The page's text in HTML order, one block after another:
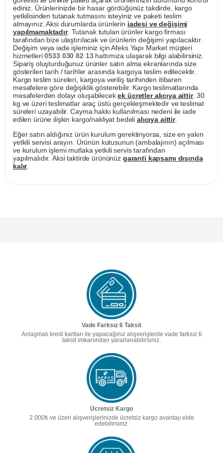
ediniz. Ürünlerinizde bir hasar gördüğünüz takdirde, kargo
yetkilisinden tutanak tutmasını isteyiniz ve paketi teslim
almayınız. Aksi durumlarda ürünlerin iadesi ve değişimi
yapılmamaktadır. Tutanak tutulan ürünler kargo firması
tarafından bize ulaştırılacak ve ürünlerin değişimi yapılacaktır.
Değişim veya iade işleminiz için Afeks Yapı Market müşteri
hizmetleri0533 030 82 13hattımıza ulaşarak bilgi alabilirsiniz.
Sipariş oluşturduğunuz ürünler satın alma ekranlarında size
gösterilen tarih / tarihler arasında kargoya teslim edilecektir.
Kargo teslim süreleri, kargoya veriliş tarihinden itibaren
mesafelere göre değişiklik gösterebilir. Kargo teslimatlarında
mesafelerden dolayı oluşabilecekek ücretler alıcıya aittir. 30
kg ve üzeri teslimatlar araç üstü gerçekleşmektedir ve teslimat
süreleri uzayabilir. Cayma hakkı kullanılması nedeni ile iade
edilen ürüne ilişkin kargo/nakliyat bedeli alıcıya aittir.
Eğer satın aldığınız ürün kurulum gerektiriyorsa, size en yakın
yetkili servisi arayın. Ürünün kutusunun (ambalajının) açılması
ve kurulum işlemi mutlaka yetkili servis tarafından
yapılmalıdır. Aksi taktirde ürününüz garanti kapsamı dışında
kalır.
Vade Farksız 6 Taksit
Anlaşmalı kredi kartları ile yapacağınız alışverişlerde vade farksız 6
taksit imkanından yararlanabilirsiniz.
Ücretsiz Kargo
2.000₺ ve üzeri alışverişlerinizde ücretsiz kargo avantajı elde
edebilirsiniz.